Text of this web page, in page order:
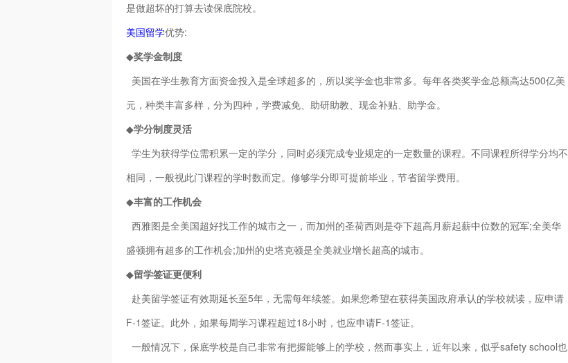
是做超坏的打算去读保底院校。
美国留学优势:
◆奖学金制度
美国在学生教育方面资金投入是全球超多的，所以奖学金也非常多。每年各类奖学金总额高达500亿美
元，种类丰富多样，分为四种，学费减免、助研助教、现金补贴、助学金。
◆学分制度灵活
学生为获得学位需积累一定的学分，同时必须完成专业规定的一定数量的课程。不同课程所得学分均不
相同，一般视此门课程的学时数而定。修够学分即可提前毕业，节省留学费用。
◆丰富的工作机会
西雅图是全美国超好找工作的城市之一，而加州的圣荷西则是夺下超高月薪起薪中位数的冠军;全美华
盛顿拥有超多的工作机会;加州的史塔克顿是全美就业增长超高的城市。
◆留学签证更便利
赴美留学签证有效期延长至5年，无需每年续签。如果您希望在获得美国政府承认的学校就读，应申请
F-1签证。此外，如果每周学习课程超过18小时，也应申请F-1签证。
一般情况下，保底学校是自己非常有把握能够上的学校，然而事实上，近年以来，似乎safety school也